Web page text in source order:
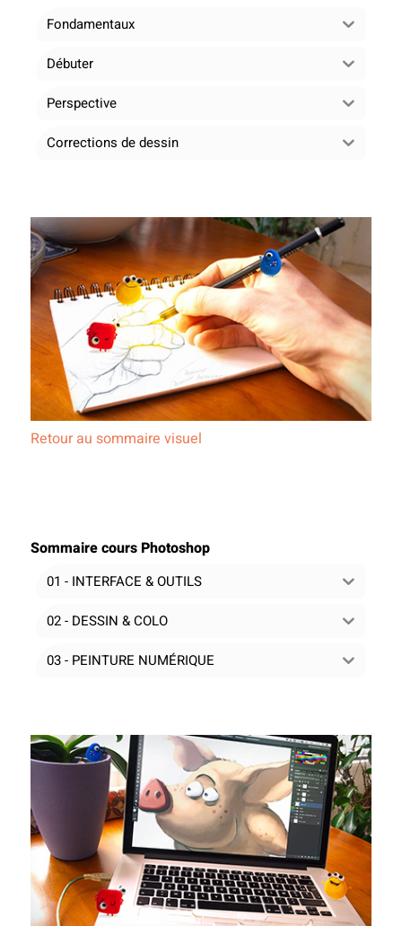
Fondamentaux
Débuter
Perspective
Corrections de dessin
Retour au sommaire visuel
Sommaire cours Photoshop
01 - INTERFACE & OUTILS
02 - DESSIN & COLO
03 - PEINTURE NUMÉRIQUE